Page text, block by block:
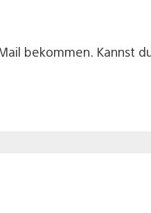
bekommen. Kannst